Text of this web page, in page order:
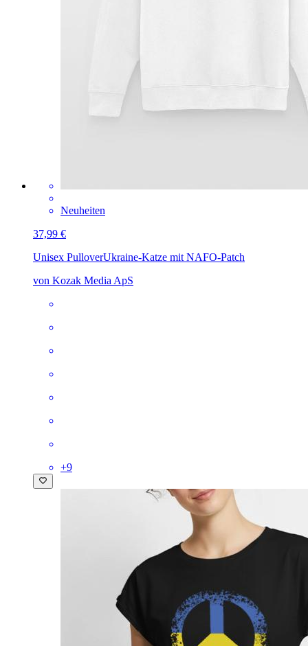
Neuheiten
37,99 €
Unisex PulloverUkraine-Katze mit NAFO-Patch
von Kozak Media ApS
+9